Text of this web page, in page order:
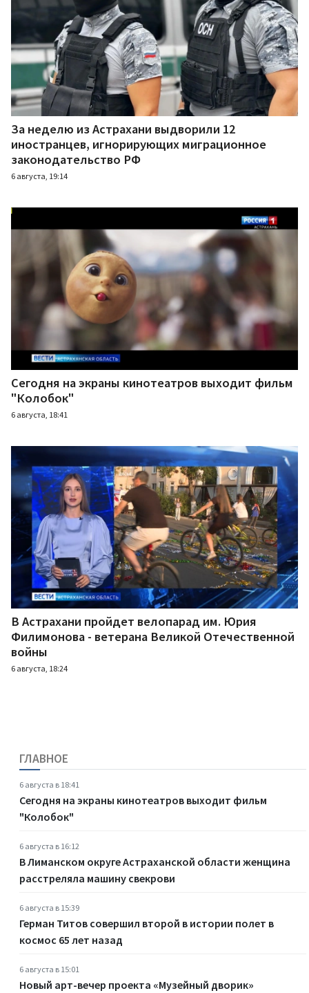
За неделю из Астрахани выдворили 12
иностранцев, игнорирующих миграционное
законодательство РФ
6 августа, 19:14
Сегодня на экраны кинотеатров выходит фильм
"Колобок"
6 августа, 18:41
В Астрахани пройдет велопарад им. Юрия
Филимонова - ветерана Великой Отечественной
войны
6 августа, 18:24
ГЛАВНОЕ
6 августа в 18:41
Сегодня на экраны кинотеатров выходит фильм
"Колобок"
6 августа в 16:12
В Лиманском округе Астраханской области женщина
расстреляла машину свекрови
6 августа в 15:39
Герман Титов совершил второй в истории полет в
космос 65 лет назад
6 августа в 15:01
Новый арт-вечер проекта «Музейный дворик»